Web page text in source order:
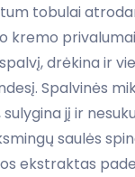
tobulai
kremo
drėkina ir
Spalvinės
jį ir
saulės
ekstraktas